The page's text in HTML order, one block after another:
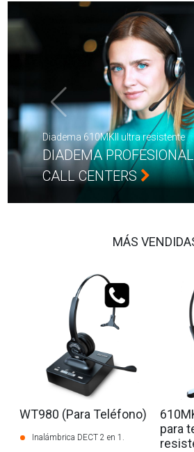
Diadema 610MKII ultra resistente
DIADEMA
CALL CENTERS
MÁS
WT980 (Para Teléfono)
Inalámbrica DECT 2 en 1.
para